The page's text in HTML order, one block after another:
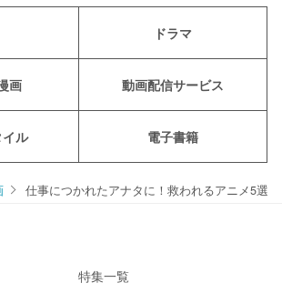
ドラマ
画 動画配信サービス
ル 電子書籍
仕事につかれたアナタに！救われるアニメ5選
特集一覧